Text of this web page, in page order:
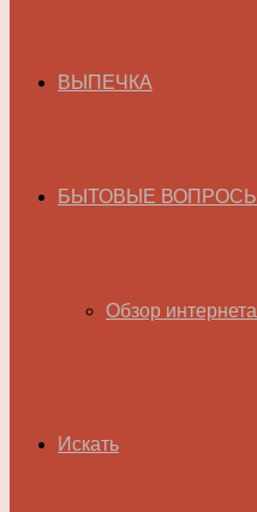
ВЫПЕЧКА
БЫТОВЫЕ ВОПРОСЫ
Обзор интернета
Искать